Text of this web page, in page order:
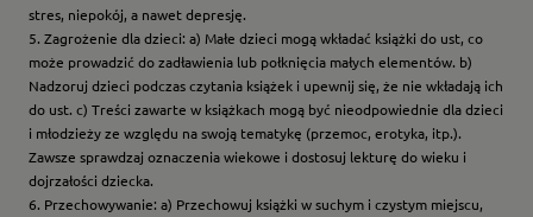
stres, niepokój, a nawet depresję.
5. Zagrożenie dla dzieci: a) Małe dzieci mogą wkładać książki do ust, co
może prowadzić do zadławienia lub połknięcia małych elementów. b)
Nadzoruj dzieci podczas czytania książek i upewnij się, że nie wkładają ich
do ust. c) Treści zawarte w książkach mogą być nieodpowiednie dla dzieci
i młodzieży ze względu na swoją tematykę (przemoc, erotyka, itp.).
Zawsze sprawdzaj oznaczenia wiekowe i dostosuj lekturę do wieku i
dojrzałości dziecka.
6. Przechowywanie: a) Przechowuj książki w suchym i czystym miejscu,